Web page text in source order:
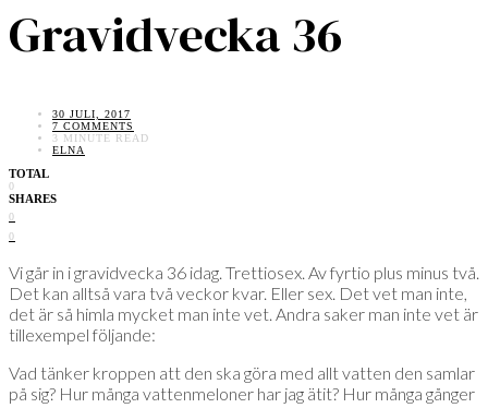
Gravidvecka 36
30 JULI, 2017
7 COMMENTS
3 MINUTE READ
ELNA
TOTAL
0
SHARES
0
0
Vi går in i gravidvecka 36 idag. Trettiosex. Av fyrtio plus minus två.
Det kan alltså vara två veckor kvar. Eller sex. Det vet man inte,
det är så himla mycket man inte vet. Andra saker man inte vet är
tillexempel följande:
Vad tänker kroppen att den ska göra med allt vatten den samlar
på sig? Hur många vattenmeloner har jag ätit? Hur många gånger